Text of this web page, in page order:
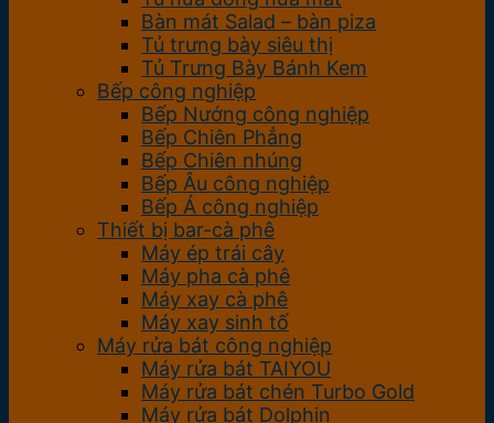
Bàn mát Salad – bàn piza
Tủ trưng bày siêu thị
Tủ Trưng Bày Bánh Kem
Bếp công nghiệp
Bếp Nướng công nghiệp
Bếp Chiên Phẳng
Bếp Chiên nhúng
Bếp Âu công nghiệp
Bếp Á công nghiệp
Thiết bị bar-cà phê
Máy ép trái cây
Máy pha cà phê
Máy xay cà phê
Máy xay sinh tố
Máy rửa bát công nghiệp
Máy rửa bát TAIYOU
Máy rửa bát chén Turbo Gold
Máy rửa bát Dolphin